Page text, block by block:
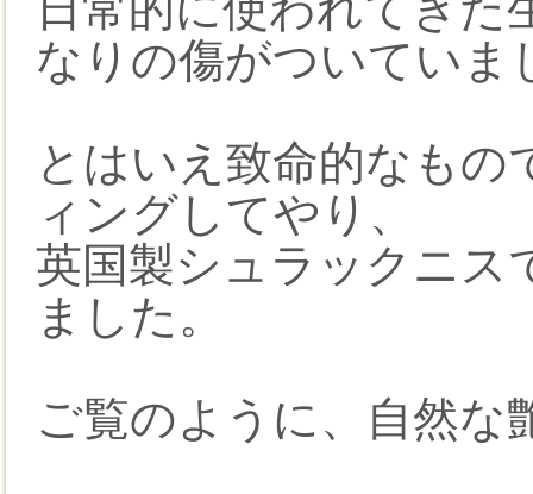
なりの傷がついていま
とはいえ致命的なも
ィングしてやり、
英国製シュラックニス
ました。
ご覧のように、自然な